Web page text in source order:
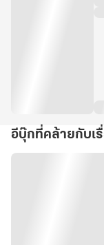
อีบุ๊กที่คล้ายกับเ